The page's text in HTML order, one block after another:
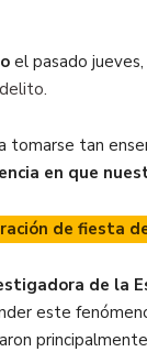
el pasado jueves,
tomarse tan
en que
de fiesta
de la
este